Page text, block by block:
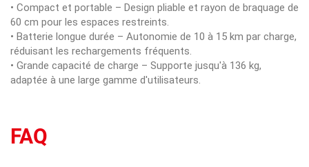
• Compact et portable – Design pliable et rayon de braquage de
60 cm pour les espaces restreints.
• Batterie longue durée – Autonomie de 10 à 15 km par charge,
réduisant les rechargements fréquents.
• Grande capacité de charge – Supporte jusqu'à 136 kg,
adaptée à une large gamme d'utilisateurs.
FAQ